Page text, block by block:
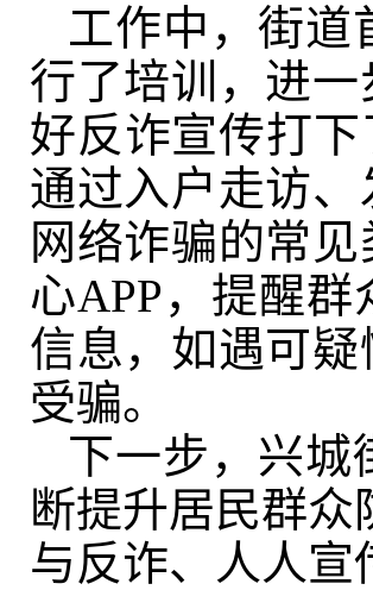
工作中，街道
行了培训，进
好反诈宣传打
通过入户走访
网络诈骗的常
心APP，提醒
信息，如遇可
受骗。
下一步，兴城
断提升居民群
与反诈、人人宣